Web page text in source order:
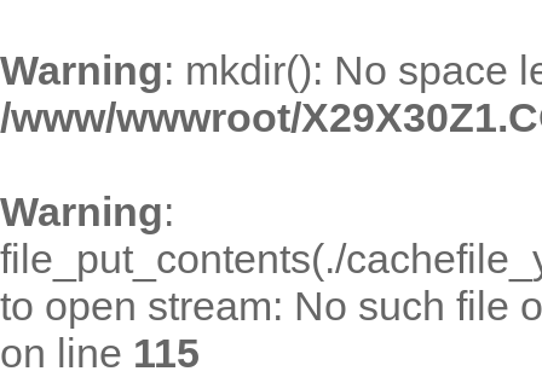
Warning: mkdir(): No space
/www/wwwroot/
Warning:
file_put_contents(./
to open stream: No such file
on line 115